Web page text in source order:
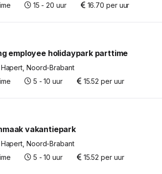
15 - 20 uur 16.70 per uur
employee holidaypark parttime
Hapert, Noord-Brabant
5 - 10 uur 15.52 per uur
vakantiepark
Hapert, Noord-Brabant
5 - 10 uur 15.52 per uur